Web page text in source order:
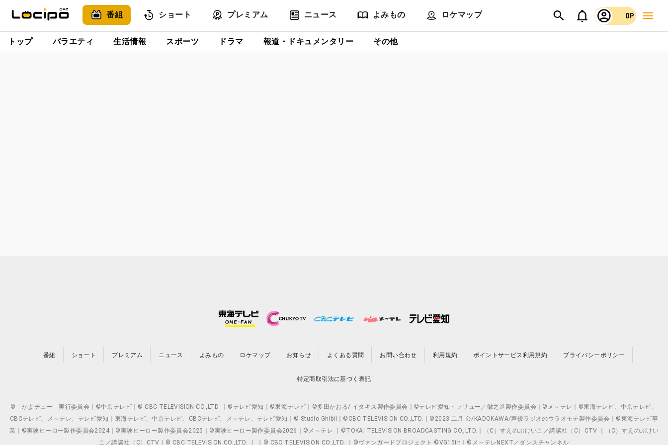
番組 ショート プレミアム ニュース よみもの ロケマップ 0P
トップ バラエティ 生活情報 スポーツ ドラマ 報道・ドキュメンタリー その他
番組 ショート プレミアム ニュース よみもの ロケマップ お知らせ よくある質問 お問い合わせ 利用規約 ポイントサービス利用規約 プライバシーポリシー
特定商取引法に基づく表記
©「かよチュー」実行委員会｜©中京テレビ｜© CBC TELEVISION CO.,LTD. ｜©テレビ愛知｜©東海テレビ｜©多田かおる/ イタキス製作委員会｜©テレビ愛知・フリュー／徹之進製作委員会｜©メ～テレ｜©東海テレビ、中京テレビ、
CBCテレビ、メ～テレ、テレビ愛知｜東海テレビ、中京テレビ、CBCテレビ、メ～テレ、テレビ愛知｜© Studio Ghibli｜©CBC TELEVISION CO.,LTD.｜©2023 二月 公/KADOKAWA/声優ラジオのウラオモテ製作委員会｜©東海テレビ事
業｜©実験ヒーロー製作委員会2024｜©実験ヒーロー製作委員会2025｜©実験ヒーロー製作委員会2026｜©メ～テレ ｜©TOKAI TELEVISION BROADCASTING CO.,LTD.｜（C）すえのぶけいこ／講談社（C）CTV ｜（C）すえのぶけい
こ／講談社（C）CTV｜© CBC TELEVISION CO.,LTD. ｜ ｜© CBC TELEVISION CO.,LTD. ｜©ヴァンガードプロジェクト ©VG15th｜©メ～テレNEXT／ダンスチャンネル